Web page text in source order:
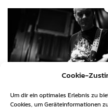
Cookie-
Um dir ein optimales Erlebnis zu
Cookies, um Geräteinformationen